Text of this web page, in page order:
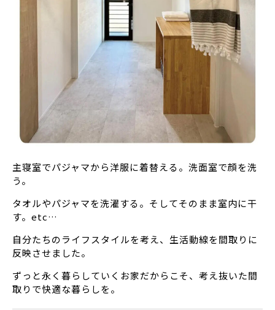
主寝室でパジャマから洋服に着替える。洗面室で顔を洗
う。
タオルやパジャマを洗濯する。そしてそのまま室内に干
す。etc…
自分たちのライフスタイルを考え、生活動線を間取りに
反映させました。
ずっと永く暮らしていくお家だからこそ、考え抜いた間
取りで快適な暮らしを。